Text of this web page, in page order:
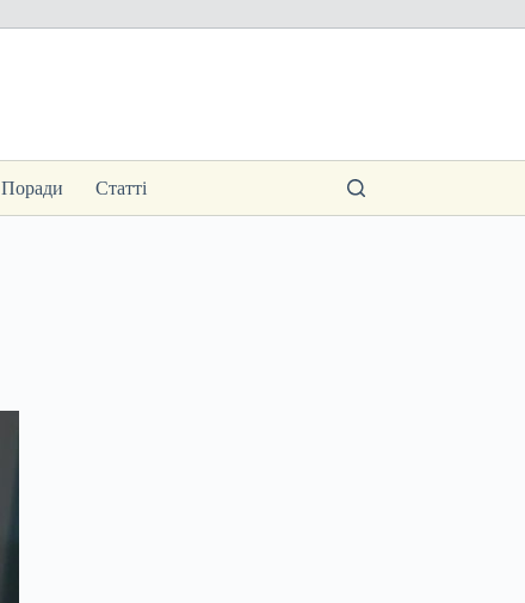
Поради Статті